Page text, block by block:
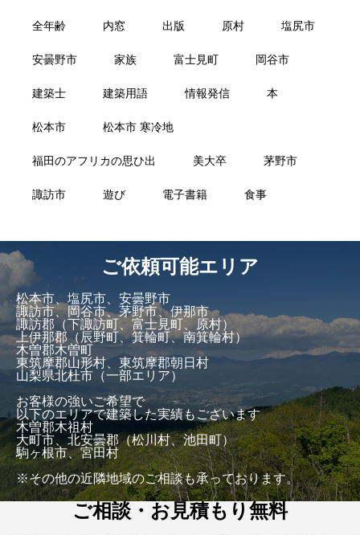
全年齢 内窓 出版 原村 塩尻市
安曇野市 家族 富士見町 岡谷市
建築士 建築用語 情報発信 本
松本市 松本市 寒冷地
福田のアフリカの思ひ出 美大卒 茅野市
諏訪市 遊び 電子書籍 食事
ご依頼可能エリア
松本市、塩尻市、安曇野市
諏訪市、岡谷市、茅野市、伊那市
諏訪郡（下諏訪町、富士見町、原村）
上伊那郡（辰野町、箕輪町、南箕輪村）
木曽郡木曽町
東筑摩郡山形村、東筑摩郡朝日村
山梨県北杜市（一部エリア）
お客様の強いご希望で
以下のエリアで建築した実績もございます
木曽郡木祖村
大町市、北安曇郡（松川村、池田町）
駒ヶ根市、宮田村
※その他の近隣地域のご相談も承っております。
ご相談・お見積もり無料